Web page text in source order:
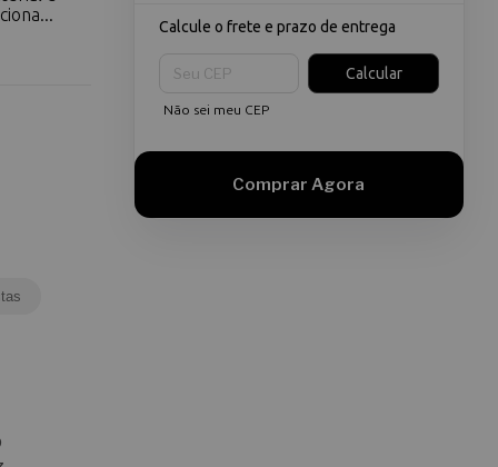
Calcule o frete e prazo de entrega
Calcular
Não sei meu CEP